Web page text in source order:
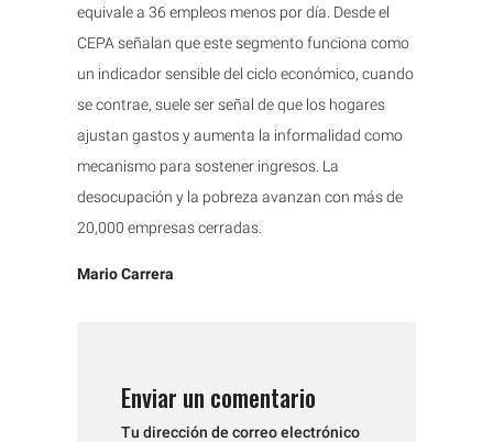
equivale a 36 empleos menos por día. Desde el
CEPA señalan que este segmento funciona como
un indicador sensible del ciclo económico, cuando
se contrae, suele ser señal de que los hogares
ajustan gastos y aumenta la informalidad como
mecanismo para sostener ingresos. La
desocupación y la pobreza avanzan con más de
20,000 empresas cerradas.
Mario Carrera
Enviar un comentario
Tu dirección de correo electrónico